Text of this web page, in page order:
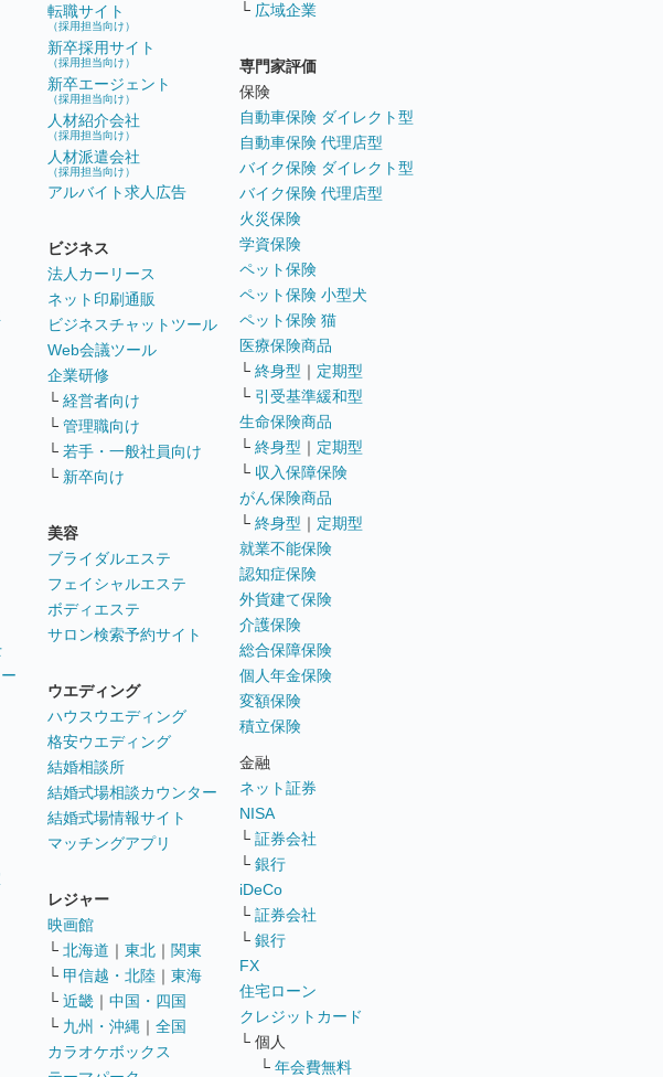
転職サイト
（採用担当向け）
新卒採用サイト
（採用担当向け）
新卒エージェント
（採用担当向け）
人材紹介会社
（採用担当向け）
人材派遣会社
（採用担当向け）
アルバイト求人広告
ビジネス
法人カーリース
ネット印刷通販
ビジネスチャットツール
Web会議ツール
企業研修
└ 経営者向け
└ 管理職向け
└ 若手・一般社員向け
└ 新卒向け
美容
ブライダルエステ
フェイシャルエステ
ボディエステ
サロン検索予約サイト
ウエディング
ハウスウエディング
格安ウエディング
結婚相談所
結婚式場相談カウンター
結婚式場情報サイト
マッチングアプリ
レジャー
映画館
└ 北海道 ｜ 東北 ｜ 関東
└ 甲信越・北陸 ｜ 東海
└ 近畿 ｜ 中国・四国
└ 九州・沖縄 ｜ 全国
カラオケボックス
└ 広域企業
専門家評価
保険
自動車保険 ダイレクト型
自動車保険 代理店型
バイク保険 ダイレクト型
バイク保険 代理店型
火災保険
学資保険
ペット保険
ペット保険 小型犬
ペット保険 猫
医療保険商品
└ 終身型 ｜ 定期型
└ 引受基準緩和型
生命保険商品
└ 終身型 ｜ 定期型
└ 収入保障保険
がん保険商品
└ 終身型 ｜ 定期型
就業不能保険
認知症保険
外貨建て保険
介護保険
総合保障保険
個人年金保険
変額保険
積立保険
金融
ネット証券
NISA
└ 証券会社
└ 銀行
iDeCo
└ 証券会社
└ 銀行
FX
住宅ローン
クレジットカード
└ 個人
└ 年会費無料